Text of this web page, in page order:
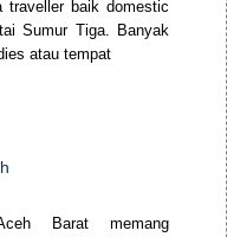
traveller baik domestic
Sumur Tiga. Banyak
atau tempat
Barat memang